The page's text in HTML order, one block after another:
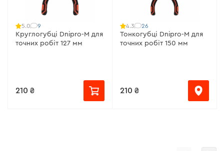
5.0 9
Круглогубці Dnipro-M для
точних робіт 127 мм
210 ₴
4.3 26
Тонкогубці Dnipro-M для
точних робіт 150 мм
210 ₴